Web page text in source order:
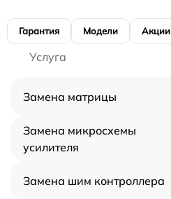
Гарантия Модели Акции
Услуга
Замена матрицы
Замена микросхемы
усилителя
Замена шим контроллера